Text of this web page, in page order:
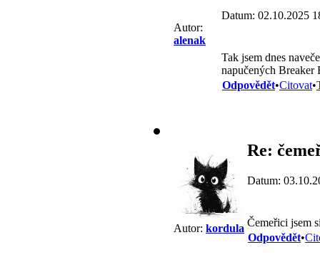
Autor:
alenak
Datum: 02.10.2025
Tak jsem dnes
napučených
Odpovědět•Citovat•
Autor: kordula
Re:
Datum:
Čemeřici jsem
Odpovědět•